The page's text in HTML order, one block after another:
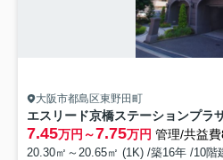
大阪市都島区東野田町
7.45万円～7.75万円 管理/共益
20.30㎡～20.65㎡ (1K) /築16年 /10階